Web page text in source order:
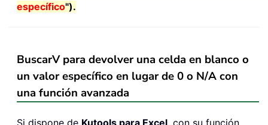
específico").
BuscarV para devolver una celda en blanco o
un valor específico en lugar de 0 o N/A con
una función avanzada